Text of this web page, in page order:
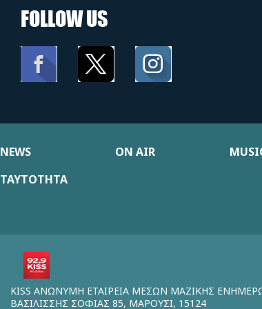
FOLLOW US
NEWS ON AIR
ΤΑΥΤΟΤΗΤΑ
KISS ΑΝΩΝΥΜΗ ΕΤΑΙΡΕΙΑ ΜΕΣΩΝ ΜΑΖΙΚΗΣ
ΒΑΣΙΛΙΣΣΗΣ ΣΟΦΙΑΣ 85, ΜΑΡΟΥΣΙ, 15124